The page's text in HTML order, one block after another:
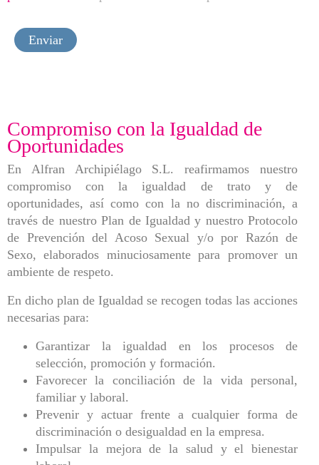
Compromiso con la Igualdad de
Oportunidades
En Alfran Archipiélago S.L. reafirmamos nuestro
compromiso con la igualdad de trato y de
oportunidades, así como con la no discriminación, a
través de nuestro Plan de Igualdad y nuestro Protocolo
de Prevención del Acoso Sexual y/o por Razón de
Sexo, elaborados minuciosamente para promover un
ambiente de respeto.
En dicho plan de Igualdad se recogen todas las acciones
necesarias para:
Garantizar la igualdad en los procesos de
selección, promoción y formación.
Favorecer la conciliación de la vida personal,
familiar y laboral.
Prevenir y actuar frente a cualquier forma de
discriminación o desigualdad en la empresa.
Impulsar la mejora de la salud y el bienestar